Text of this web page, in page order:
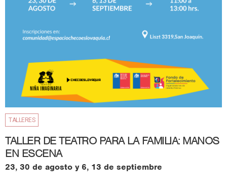
TALLERES
TALLER DE TEATRO PARA LA FAMILIA: MANOS
EN ESCENA
23, 30 de agosto y 6, 13 de septiembre